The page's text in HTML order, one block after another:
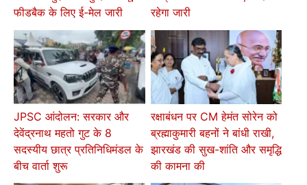
फीडबैक के लिए ई-मेल जारी
रहेगा जारी
JPSC आंदोलन: सरकार और
देवेंद्रनाथ महतो गुट के 8
सदस्यीय छात्र प्रतिनिधिमंडल के
बीच वार्ता शुरू
रक्षाबंधन पर CM हेमंत सोरेन को
ब्रह्माकुमारी बहनों ने बांधी राखी,
झारखंड की सुख-शांति और समृद्धि
की कामना की